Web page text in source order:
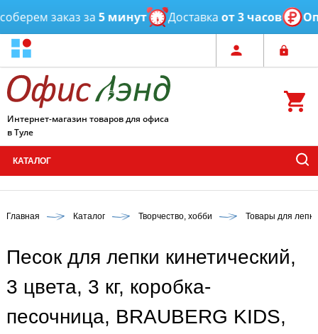
заказ за 5 минут Доставкаот 3 часов
Интернет-магазин товаров для офиса
в Туле
КАТАЛОГ
Главная Каталог Творчество, хобби Товары для
Песок для лепки кинетический,
3 цвета, 3 кг, коробка-
песочница, BRAUBERG KIDS,